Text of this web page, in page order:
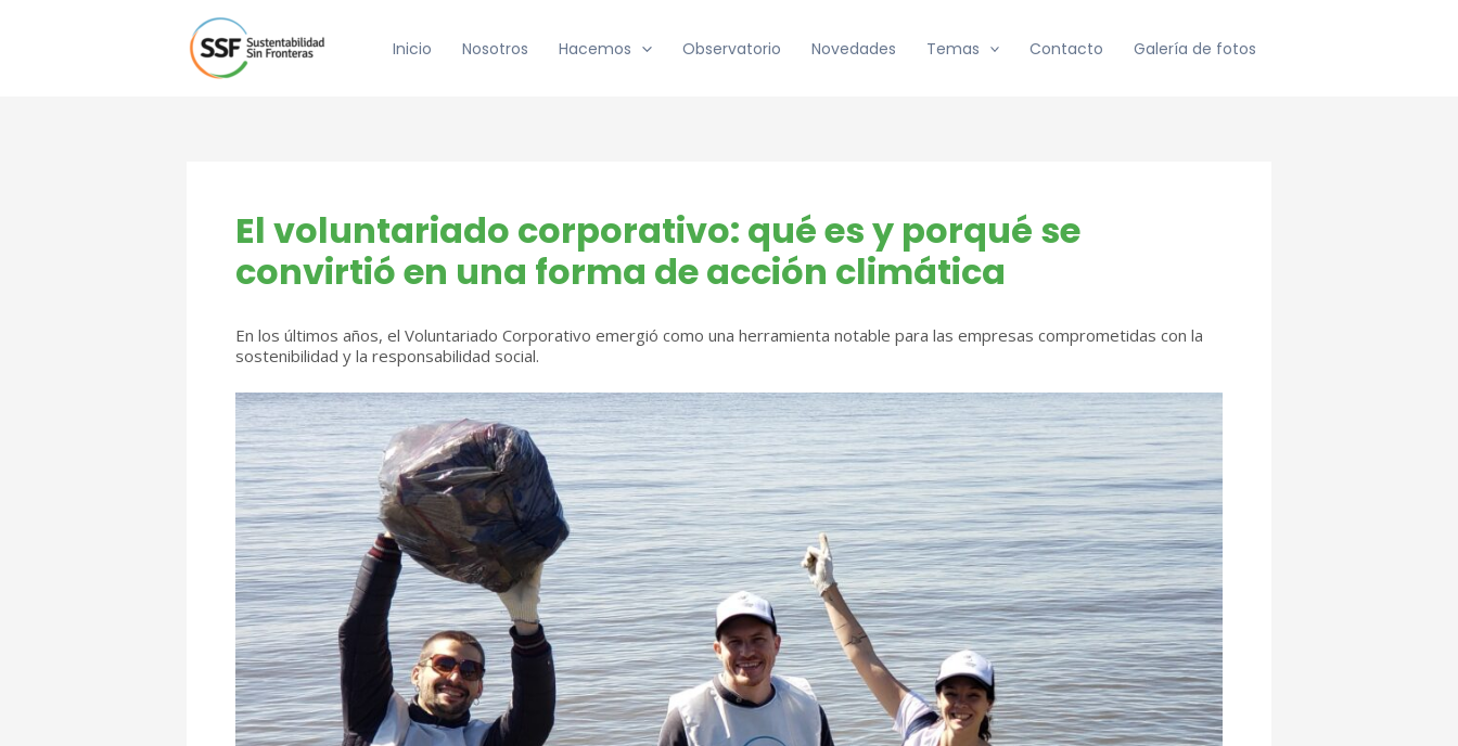
Inicio Nosotros Hacemos Observatorio Novedades Temas Contacto Galería de fotos
El voluntariado corporativo: qué es y porqué se
convirtió en una forma de acción climática
En los últimos años, el Voluntariado Corporativo emergió como una herramienta notable para las empresas comprometidas con la
sostenibilidad y la responsabilidad social.